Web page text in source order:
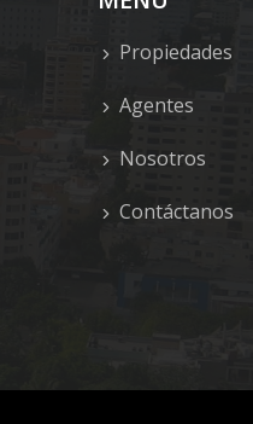
Propiedades
Agentes
Nosotros
Contáctanos